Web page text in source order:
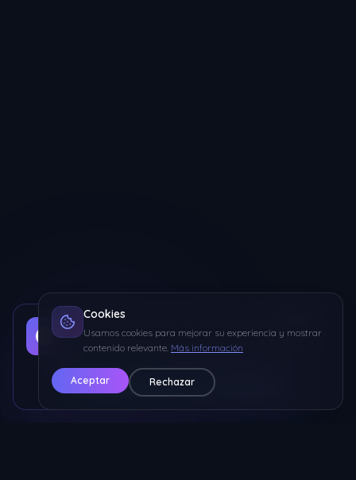
Curso Programación en LUA para MTA
Aprende a programar desde 0 hasta avanzado con
ejercicios prácticos
🔥 Ver Curso en Udemy
Cookies
Usamos cookies para mejorar su experiencia y mostrar
contenido relevante. Más información
Aceptar Rechazar